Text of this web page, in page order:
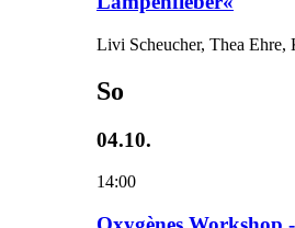
Livi Scheucher, Thea Ehre,
So
04.10.
14:00